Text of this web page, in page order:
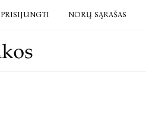
PRISIJUNGTI NORŲ SĄRAŠAS